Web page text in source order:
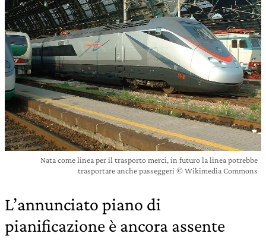
Nata come linea per il trasporto merci, in futuro la linea potrebbe
trasportare anche passeggeri © Wikimedia Commons
L’annunciato piano di
pianificazione è ancora assente